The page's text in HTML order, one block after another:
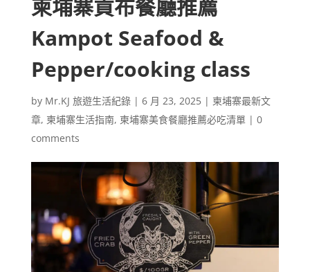
柬埔寨貢布餐廳推薦
Kampot Seafood &
Pepper/cooking class
by Mr.KJ 旅遊生活紀錄| 6 月 23, 2025| 柬埔寨最新文
章, 柬埔寨生活指南, 柬埔寨美食餐廳推薦必吃清單| 0
comments